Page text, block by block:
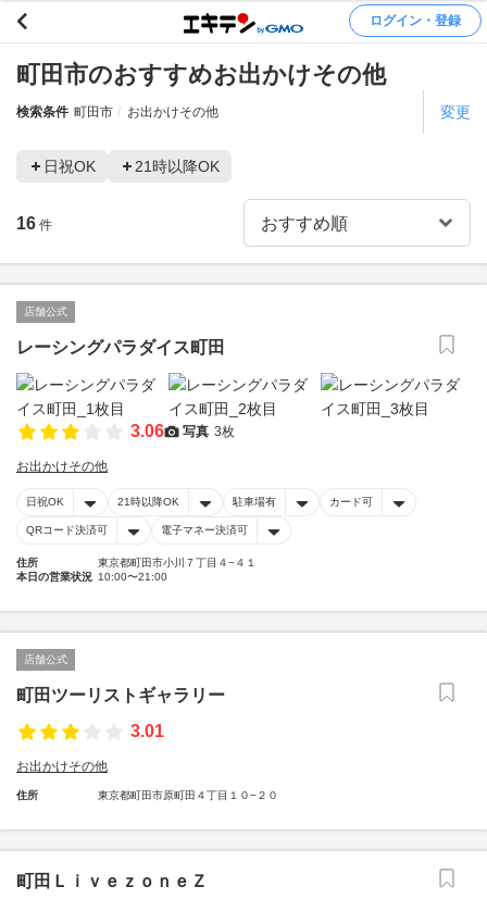
ログイン・登録
町田市のおすすめお出かけその他
検索条件 町田市 お出かけその他 変更
日祝OK 21時以降OK
16 件
店舗公式
レーシングパラダイス町田
3.06 写真 3枚
お出かけその他
日祝OK 21時以降OK 駐車場有 カード可
QRコード決済可 電子マネー決済可
住所
東京都町田市小川７丁目４−４１
本日の営業状況 10:00〜21:00
店舗公式
町田ツーリストギャラリー
3.01
お出かけその他
住所 東京都町田市原町田４丁目１０−２０
町田ＬｉｖｅｚｏｎｅＺ